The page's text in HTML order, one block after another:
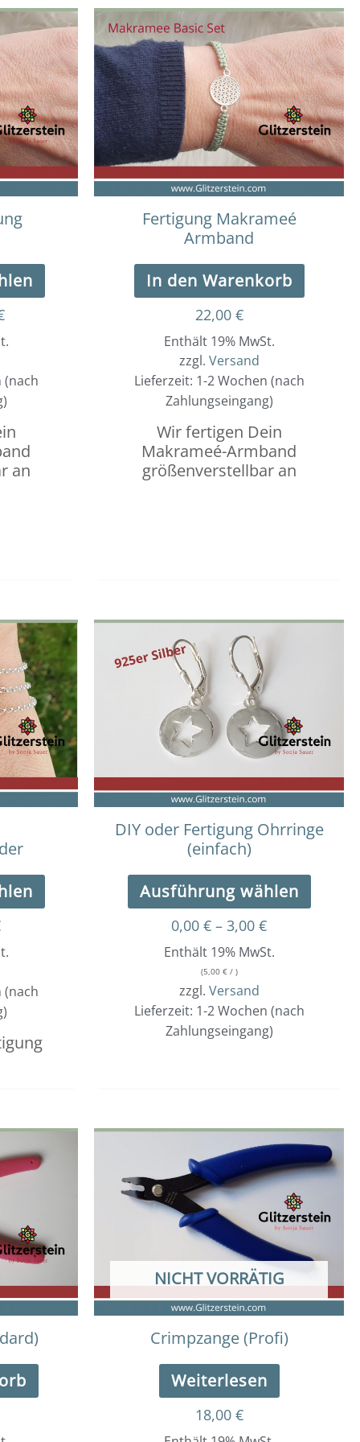
Dieses
Produkt
weist
mehrere
Varianten
auf.
Die
Optionen
können
werden
Preisspanne:
0,00 €
bis
22,00 €
(nach
an
Fertigung Makrameé
Armband
In den Warenkorb
22,00 €
Enthält 19% MwSt.
zzgl. Versand
Lieferzeit: 1-2 Wochen (nach
Zahlungseingang)
Wir fertigen Dein
Makrameé-Armband
größenverstellbar an
Dieses
Produkt
weist
mehrere
Varianten
auf.
Die
Optionen
können
auf
Produktseite
werden
Preisspanne:
0,00 €
bis
5,00 €
(nach
DIY oder Fertigung Ohrringe
(einfach)
Ausführung wählen
Dieses
Die
auf
der
0,00 € – 3,00 €
Preisspanne:
3,00 €
Enthält 19% MwSt.
(5,00 €/ )
zzgl. Versand
Lieferzeit: 1-2 Wochen (nach
Zahlungseingang)
NICHT VORRÄTIG
Crimpzange (Profi)
Weiterlesen
18,00 €